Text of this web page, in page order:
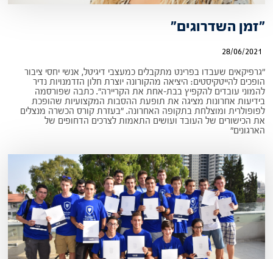
"זמן השדרוגים"
28/06/2021
"גרפיקאים שעבדו בפרינט מתקבלים כמעצבי דיגיטל, אנשי יחסי ציבור
הופכים להייטקיסטים: היציאה מהקורונה יוצרת חלון הזדמנויות נדיר
להמוני עובדים להקפיץ בבת-אחת את הקריירה". כתבה שפורסמה
בידיעות אחרונות מציגה את תופעת ההסבות המקצועיות שהופכת
לפופולרית ומוצלחת בתקופה האחרונה. "בעזרת קורס הכשרה מנצלים
את הכישורים של העובד ועושים התאמות לצרכים הדחופים של
הארגונים"